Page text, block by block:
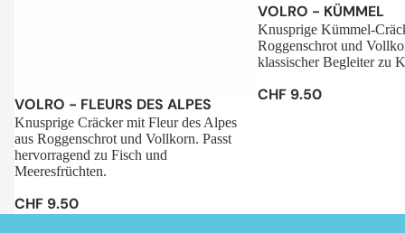
Sale
VOLRO - FLEURS DES ALPES
Knusprige Cräcker mit Fleur des Alpes
aus Roggenschrot und Vollkorn. Passt
hervorragend zu Fisch und
Meeresfrüchten.
CHF 9.50
VOLRO - KÜMMEL
Knusprige Kümmel-
Roggenschrot und
klassischer Begleiter zu
CHF 9.50